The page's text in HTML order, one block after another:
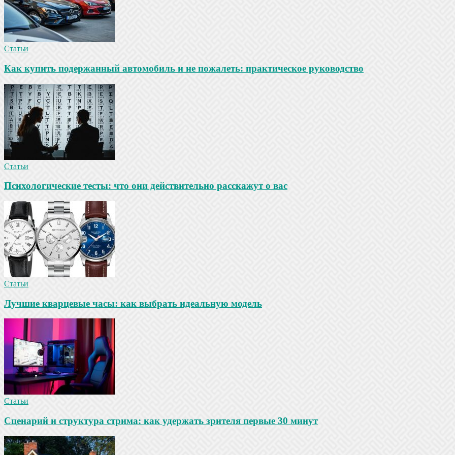
Статьи
Как купить подержанный автомобиль и не пожалеть: практическое руководство
Статьи
Психологические тесты: что они действительно расскажут о вас
Статьи
Лучшие кварцевые часы: как выбрать идеальную модель
Статьи
Сценарий и структура стрима: как удержать зрителя первые 30 минут